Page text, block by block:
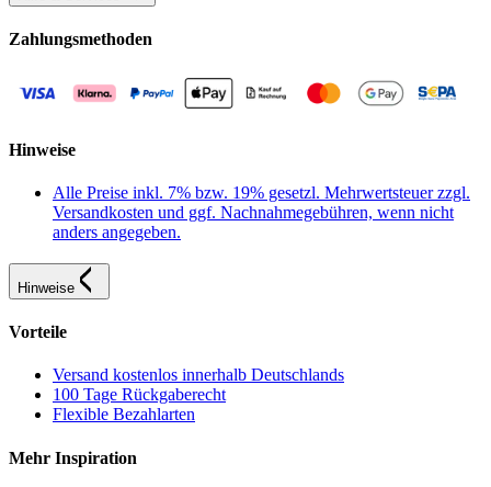
Zahlungsmethoden
Hinweise
Alle Preise inkl. 7% bzw. 19% gesetzl. Mehrwertsteuer zzgl.
Versandkosten und ggf. Nachnahmegebühren, wenn nicht
anders angegeben.
Hinweise
Vorteile
Versand kostenlos innerhalb Deutschlands
100 Tage Rückgaberecht
Flexible Bezahlarten
Mehr Inspiration